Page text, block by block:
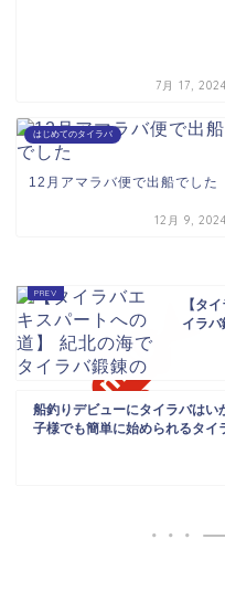
7月 17, 2024
はじめてのタイラバ
12月アマラバ便で出船でした
12月 9, 2024
【タ
イラ
船釣りデビューにタイラバはい
子様でも簡単に始められるタイ